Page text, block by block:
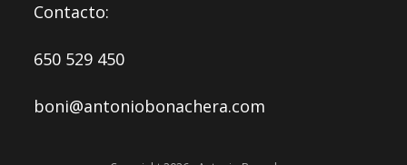
Contacto:
650 529 450
boni@antoniobonachera.com